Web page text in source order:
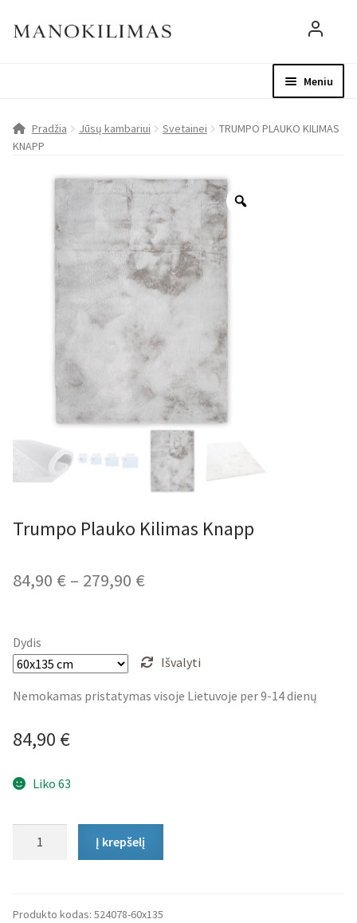
Meniu
Apie mus
Pradžia Jūsų kambariui Svetainei
TRUMPO PLAUKO KILIMAS
KNAPP
Trumpo Plauko Kilimas Knapp
84,90 € – 279,90 €
through
279,90 €
Dydis
Išvalyti
Nemokamas pristatymas visoje Lietuvoje per 9-14 dienų
84,90 €
Liko 63
Kilimas
Į krepšelį
Produkto kodas: 524078-60x135